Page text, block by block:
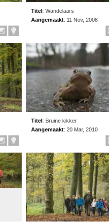
Titel: Wandelaars
Aangemaakt: 11 Nov, 2008
Titel: Bruine kikker
Aangemaakt: 20 Mar, 2010